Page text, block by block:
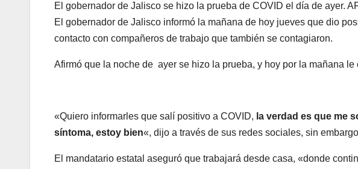
El gobernador de Jalisco se hizo la prueba de COVID el día de ayer.
El gobernador de Jalisco informó la mañana de hoy jueves que dio
contacto con compañeros de trabajo que también se contagiaron.
Afirmó que la noche de ayer se hizo la prueba, y hoy por la mañana le
«Quiero informarles que salí positivo a COVID, la verdad es que me
síntoma, estoy bien«, dijo a través de sus redes sociales, sin
El mandatario estatal aseguró que trabajará desde casa, «donde